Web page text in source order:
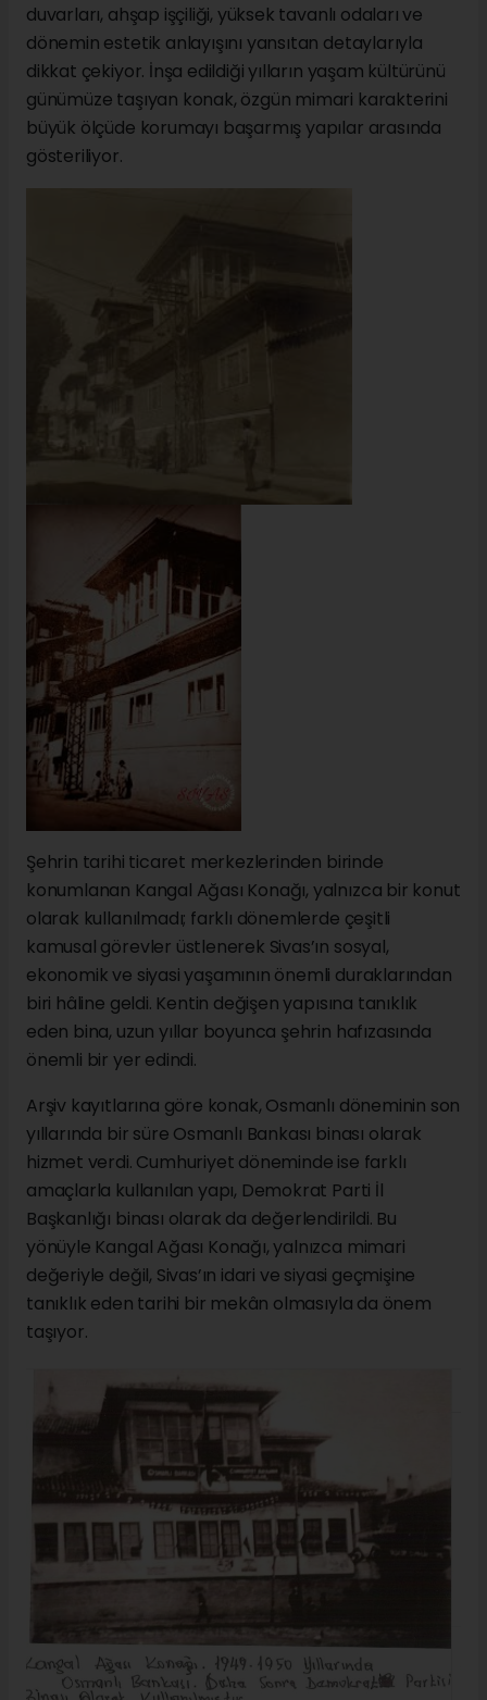
duvarları, ahşap işçiliği, yüksek tavanlı odaları ve
dönemin estetik anlayışını yansıtan detaylarıyla
dikkat çekiyor. İnşa edildiği yılların yaşam kültürünü
günümüze taşıyan konak, özgün mimari karakterini
büyük ölçüde korumayı başarmış yapılar arasında
gösteriliyor.
Şehrin tarihi ticaret merkezlerinden birinde
konumlanan Kangal Ağası Konağı, yalnızca bir konut
olarak kullanılmadı; farklı dönemlerde çeşitli
kamusal görevler üstlenerek Sivas’ın sosyal,
ekonomik ve siyasi yaşamının önemli duraklarından
biri hâline geldi. Kentin değişen yapısına tanıklık
eden bina, uzun yıllar boyunca şehrin hafızasında
önemli bir yer edindi.
Arşiv kayıtlarına göre konak, Osmanlı döneminin son
yıllarında bir süre Osmanlı Bankası binası olarak
hizmet verdi. Cumhuriyet döneminde ise farklı
amaçlarla kullanılan yapı, Demokrat Parti İl
Başkanlığı binası olarak da değerlendirildi. Bu
yönüyle Kangal Ağası Konağı, yalnızca mimari
değeriyle değil, Sivas’ın idari ve siyasi geçmişine
tanıklık eden tarihi bir mekân olmasıyla da önem
taşıyor.